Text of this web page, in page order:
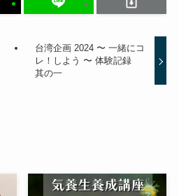
台湾企画 2024 〜 一緒にコ
レ！しよう 〜 体験記録
其の一